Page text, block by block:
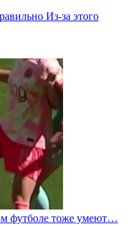
Из-за этого
футболе тоже умеют…